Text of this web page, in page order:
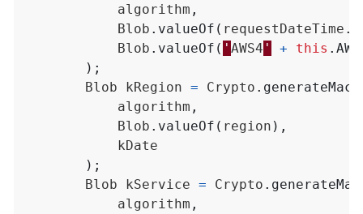
algorithm ,
Blob . valueOf ( requestDateTime .
Blob . valueOf ( ' AWS4 ' + this .
);
Blob
kRegion = Crypto . generateMac
algorithm ,
Blob . valueOf ( region ),
kDate
);
Blob
kService = Crypto . generateMac
algorithm ,